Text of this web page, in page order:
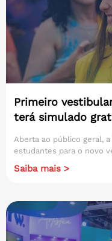
Primeiro
terá simulado
Aberta ao público geral,
estudantes para o novo
Saiba mais >